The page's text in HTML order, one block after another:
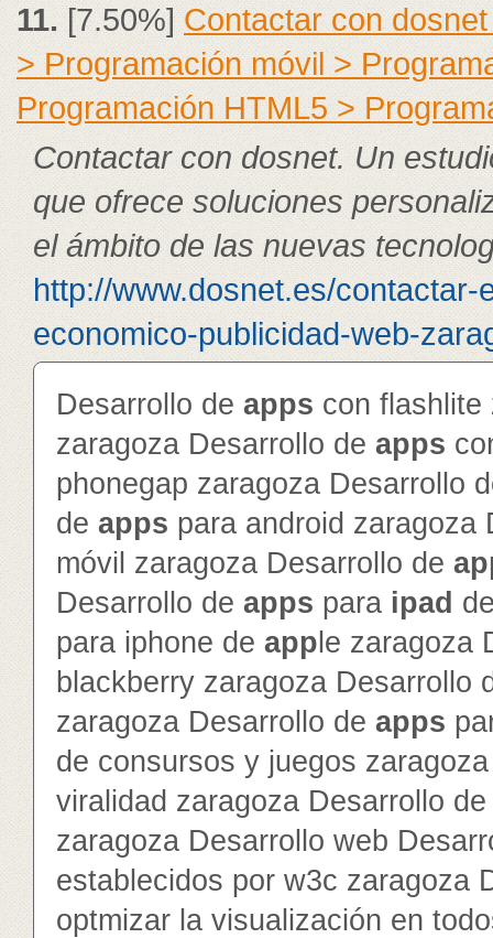
11.[7.50%] Contactar con
> Programación móvil >
Programación HTML5 >
Contactar con dosnet. Un
que ofrece soluciones
el ámbito de las nuevas
http://www.dosnet.es/
economico-publicidad-web-
Desarrollo de apps con
zaragoza Desarrollo de apps
phonegap zaragoza Desarrollo
de apps para android
móvil zaragoza Desarrollo de
Desarrollo de apps para ipad
para iphone de app le zaragoza
blackberry zaragoza Desarrollo
zaragoza Desarrollo de apps
de consursos y juegos
viralidad zaragoza Desarrollo
zaragoza Desarrollo web
establecidos por w3c zaragoza
optmizar la visualización en